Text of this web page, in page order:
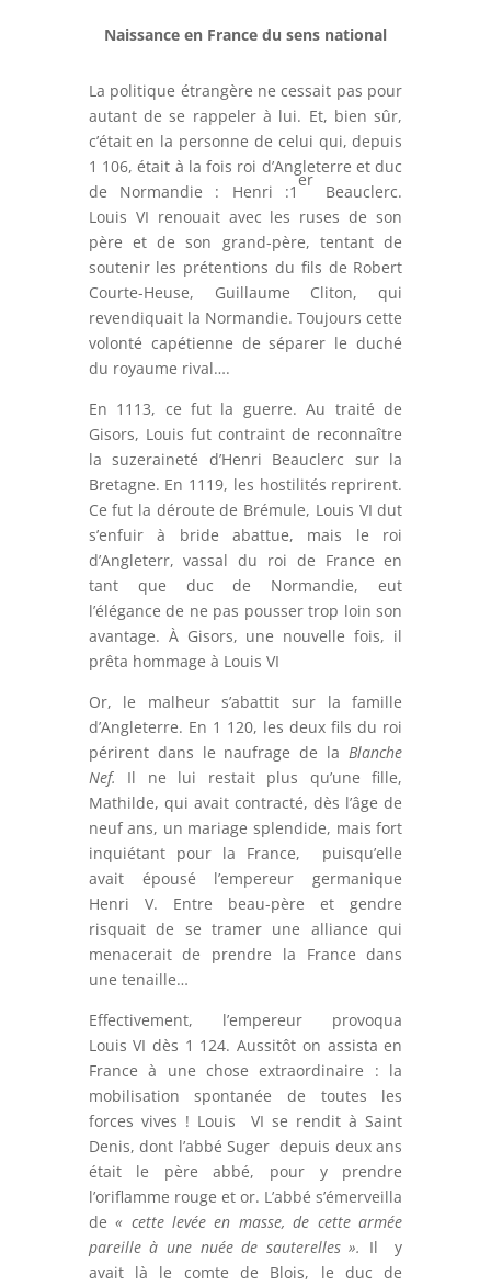
Naissance en France du sens national
La politique étrangère ne cessait pas pour
autant de se rappeler à lui. Et, bien sûr,
c’était en la personne de celui qui, depuis
1 106, était à la fois roi d’Angleterre et duc
de Normandie : Henri :1
er
Beauclerc.
Louis VI renouait avec les ruses de son
père et de son grand-père, tentant de
soutenir les prétentions du fils de Robert
Courte-Heuse, Guillaume Cliton, qui
revendiquait la Normandie. Toujours cette
volonté capétienne de séparer le duché
du royaume rival….
En 1113, ce fut la guerre. Au traité de
Gisors, Louis fut contraint de reconnaître
la suzeraineté d’Henri Beauclerc sur la
Bretagne. En 1119, les hostilités reprirent.
Ce fut la déroute de Brémule, Louis VI dut
s’enfuir à bride abattue, mais le roi
d’Angleterr, vassal du roi de France en
tant que duc de Normandie, eut
l’élégance de ne pas pousser trop loin son
avantage. À Gisors, une nouvelle fois, il
prêta hommage à Louis VI
Or, le malheur s’abattit sur la famille
d’Angleterre. En 1 120, les deux fils du roi
périrent dans le naufrage de laBlanche
Nef. Il ne lui restait plus qu’une fille,
Mathilde, qui avait contracté, dès l’âge de
neuf ans, un mariage splendide, mais fort
inquiétant pour la France, puisqu’elle
avait épousé l’empereur germanique
Henri V. Entre beau-père et gendre
risquait de se tramer une alliance qui
menacerait de prendre la France dans
une tenaille…
Effectivement, l’empereur provoqua
Louis VI dès 1 124. Aussitôt on assista en
France à une chose extraordinaire : la
mobilisation spontanée de toutes les
forces vives ! Louis VI se rendit à Saint
Denis, dont l’abbé Suger depuis deux ans
était le père abbé, pour y prendre
l’oriflamme rouge et or. L’abbé s’émerveilla
de« cette levée en masse, de cette armée
pareille à une nuée de sauterelles ». Il y
avait là le comte de Blois, le duc de